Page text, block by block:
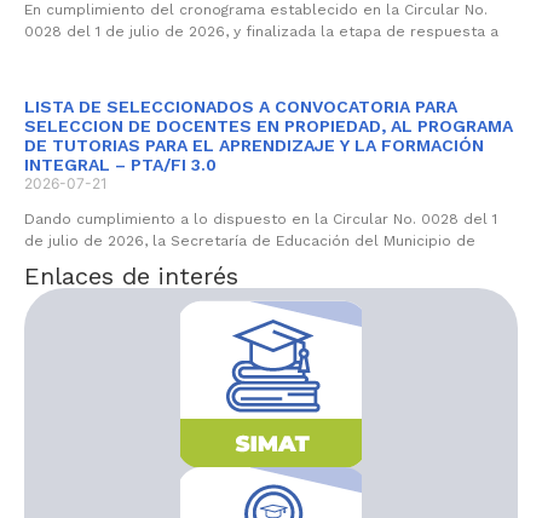
En cumplimiento del cronograma establecido en la Circular No.
0028 del 1 de julio de 2026, y finalizada la etapa de respuesta a
LISTA DE SELECCIONADOS A CONVOCATORIA PARA
SELECCION DE DOCENTES EN PROPIEDAD, AL PROGRAMA
DE TUTORIAS PARA EL APRENDIZAJE Y LA FORMACIÓN
INTEGRAL – PTA/FI 3.0
2026-07-21
Dando cumplimiento a lo dispuesto en la Circular No. 0028 del 1
de julio de 2026, la Secretaría de Educación del Municipio de
Enlaces de interés